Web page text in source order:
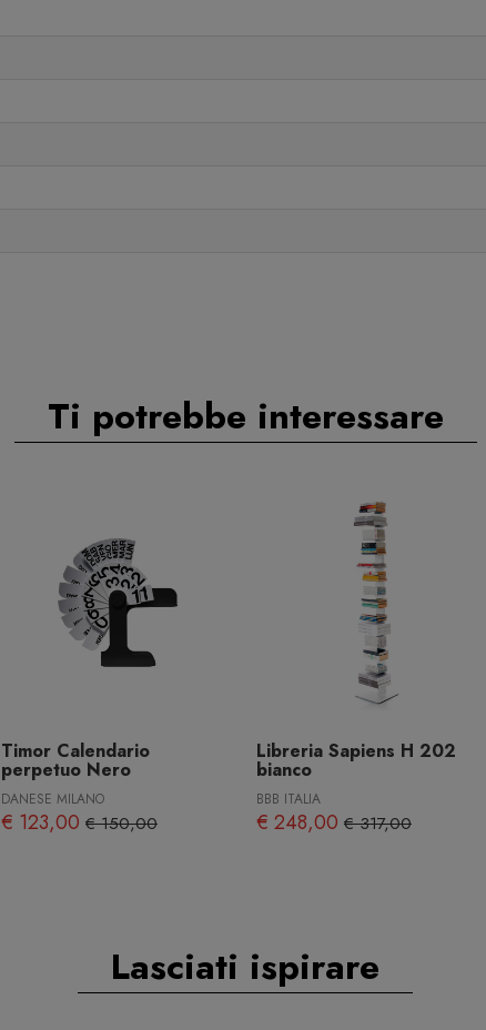
Ti potrebbe interessare
Timor Calendario
perpetuo Nero
DANESE MILANO
€ 123,00 € 150,00
Libreria Sapiens H 202
bianco
BBB ITALIA
€ 248,00 € 317,00
Lasciati ispirare